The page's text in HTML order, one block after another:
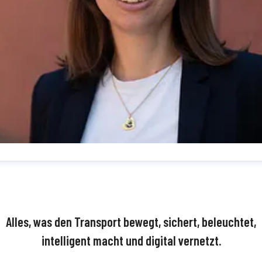
Alles, was den Transport bewegt, sichert, beleuchtet,
intelligent macht und digital vernetzt.